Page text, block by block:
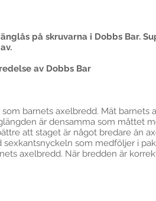
på skruvarna i Dobbs Bar.
av Dobbs Bar
barnets axelbredd. Mät
är densamma som måttet
att staget är något bredare än
som medföljer i
axelbredd. När bredden är